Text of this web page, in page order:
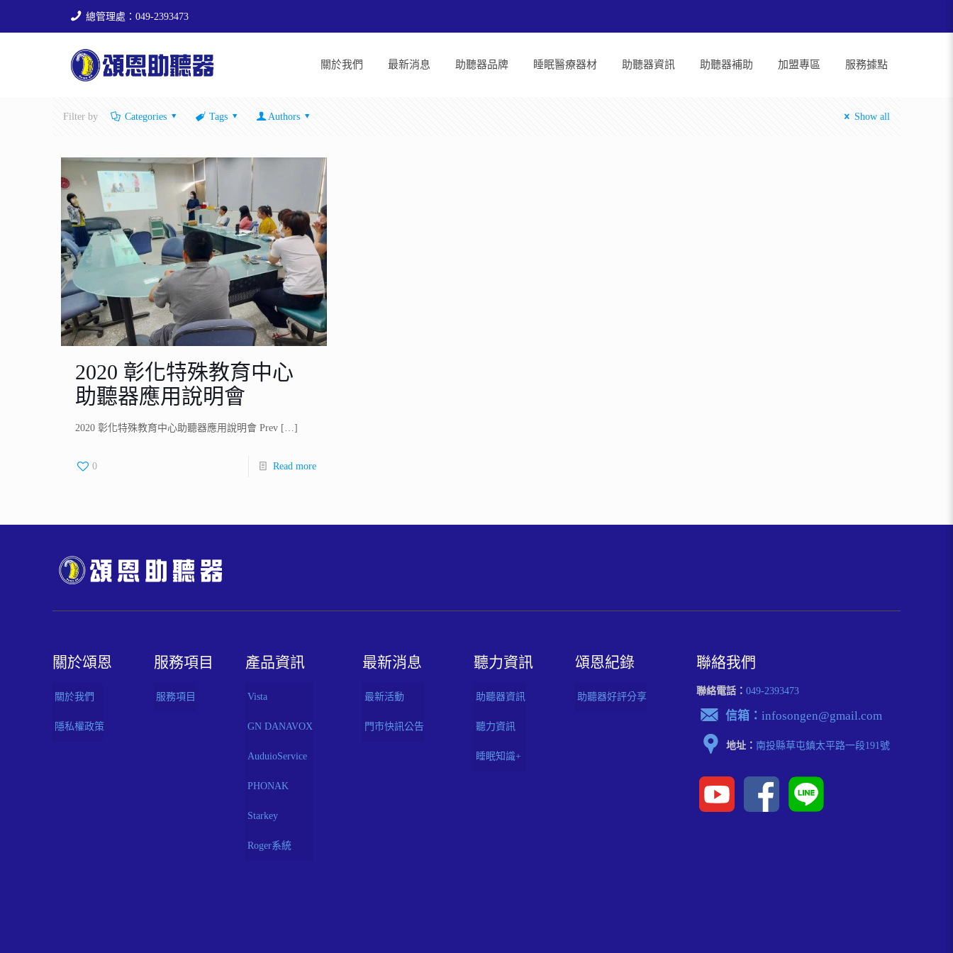
總管理處：049-2393473
關於我們 最新消息 助聽器品牌 睡眠醫療器材 助聽器資訊 助聽器補助 加盟專區 服務據點
Filter by Categories Tags Authors Show all
2020 彰化特殊教育中心
助聽器應用說明會
2020 彰化特殊教育中心助聽器應用說明會 Prev […]
0 Read more
關於頌恩
關於我們
隱私權政策
服務項目
服務項目
產品資訊
Vista
GN DANAVOX
AuduioService
PHONAK
Starkey
Roger系統
最新消息
最新活動
門市快訊公告
聽⼒資訊
助聽器資訊
聽力資訊
睡眠知識+
頌恩紀錄
助聽器好評分享
聯絡我們
聯絡電話：049-2393473
信箱：infosongen@gmail.com
地址： 南投縣草屯鎮太平路⼀段191號